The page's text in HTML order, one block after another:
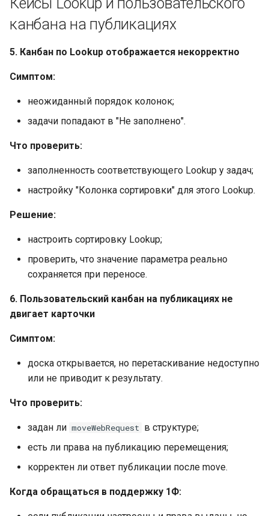
канбана на публикациях
5. Канбан по Lookup отображается некорректно
Симптом:
неожиданный порядок колонок;
задачи попадают в "Не заполнено".
Что проверить:
заполненность соответствующего Lookup у задач;
настройку "Колонка сортировки" для этого Lookup.
Решение:
настроить сортировку Lookup;
проверить, что значение параметра реально
сохраняется при переносе.
6. Пользовательский канбан на публикациях не
двигает карточки
Симптом:
доска открывается, но перетаскивание недоступно
или не приводит к результату.
Что проверить:
задан ли moveWebRequest в структуре;
есть ли права на публикацию перемещения;
корректен ли ответ публикации после move.
Когда обращаться в поддержку 1Ф: